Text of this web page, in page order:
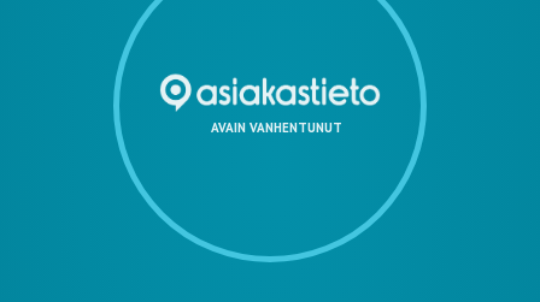
AVAIN VANHENTUNUT